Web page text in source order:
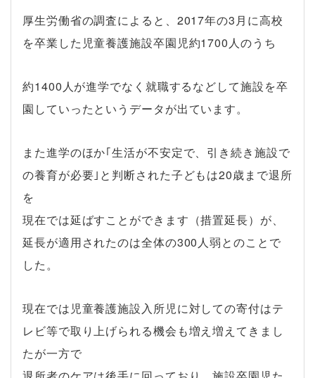
厚生労働省の調査によると、2017年の3月に高校
を卒業した児童養護施設卒園児約1700人のうち
約1400人が進学でなく就職するなどして施設を卒
園していったというデータが出ています。
また進学のほか｢生活が不安定で、引き続き施設で
の養育が必要｣と判断された子どもは20歳まで退所
を
現在では延ばすことができます（措置延長）が、
延長が適用されたのは全体の300人弱とのことで
した。
現在では児童養護施設入所児に対しての寄付はテ
レビ等で取り上げられる機会も増え増えてきまし
たが一方で